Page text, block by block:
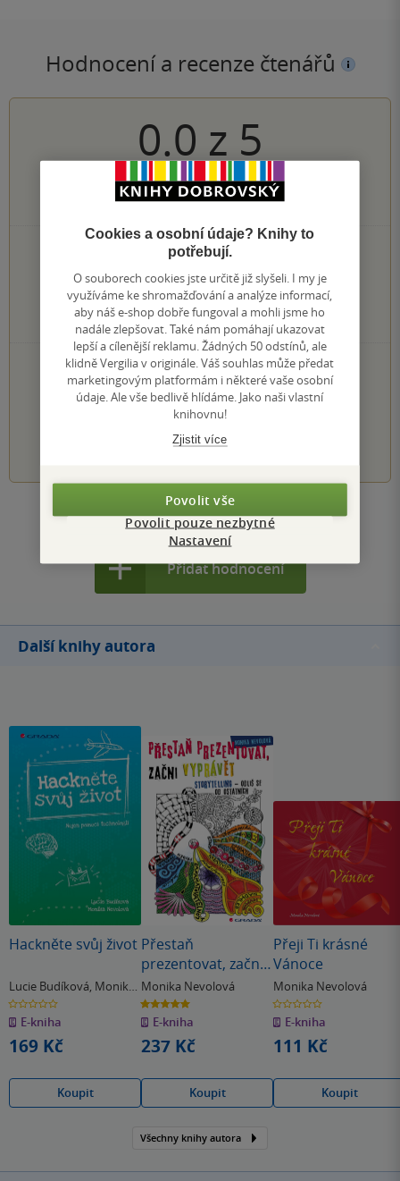
Hodnocení a recenze čtenářů
0.0 z 5
0hodnocení čtenářů
0×
5 hvězdiček
4 hvězdičky
0×
3 hvězdičky
0×
2 hvězdičky
0×
1 hvezdička
PŘIDEJTE SVÉ HODNOCENÍ KNIHY
Hodnocení našich knihkupců: 0.0 z 5
3 4 5
Zobrazit všechna hodnocení
Přidat hodnocení
Další knihy autora
Hackněte svůj život
Lucie Budíková, Monika
Nevolová
0.0
z
5
hvězdiček
E-kniha
169 Kč
Koupit
Přestaň
prezentovat, začni
vyprávět
Monika Nevolová
5.0
z
5
hvězdiček
E-kniha
237 Kč
Koupit
Přeji Ti krásné
Vánoce
Monika Nevolová
0.0
z
5
hvězdiček
E-kniha
111 Kč
Koupit
Všechny knihy autora
Cookies a osobní údaje? Knihy to
potřebují.
O souborech cookies jste určitě již slyšeli. I my je
využíváme ke shromažďování a analýze informací,
aby náš e-shop dobře fungoval a mohli jsme ho
nadále zlepšovat. Také nám pomáhají ukazovat
lepší a cílenější reklamu. Žádných 50 odstínů, ale
klidně Vergilia v originále. Váš souhlas může předat
marketingovým platformám i některé vaše osobní
údaje. Ale vše bedlivě hlídáme. Jako naši vlastní
knihovnu!
Zjistit více
Povolit vše
Povolit pouze nezbytné
Nastavení